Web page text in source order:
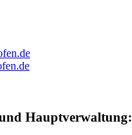
Hauptverwaltung: